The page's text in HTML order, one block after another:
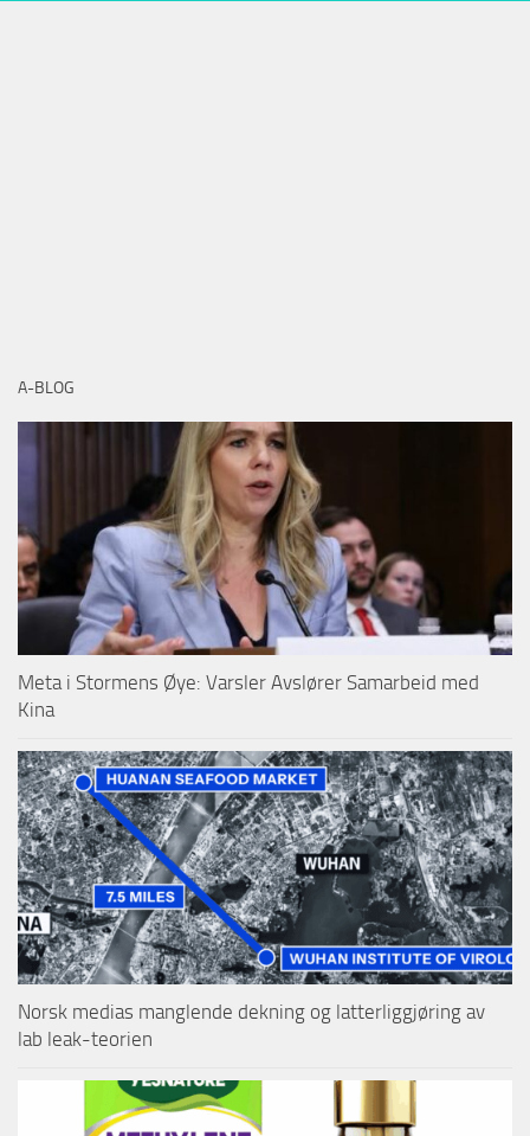
A-BLOG
Meta i Stormens Øye: Varsler Avslører Samarbeid med
Kina
Norsk medias manglende dekning og latterliggjøring av
lab leak-teorien